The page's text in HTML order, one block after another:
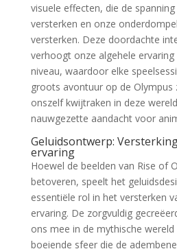
visuele effecten, die de
versterken en onze
versterken. Deze doordachte
verhoogt onze algehele
niveau, waardoor elke
groots avontuur op de Olympus
onszelf kwijtraken in deze
nauwgezette aandacht voor
Geluidsontwerp:
ervaring
Hoewel de beelden van Rise of
betoveren, speelt het
essentiële rol in het versterken
ervaring. De zorgvuldig
ons mee in de mythische
boeiende sfeer die de